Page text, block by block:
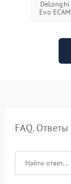
Evo
FAQ.